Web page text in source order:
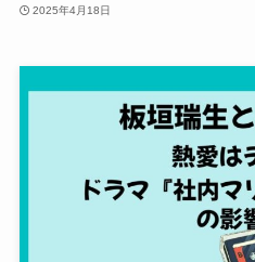
2025年4月18日